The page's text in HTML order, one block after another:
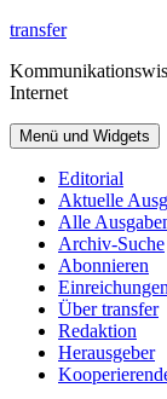
Zum
springen
transfer
Internet
Menü und Widgets
Editorial
Aktuelle
Alle
Archiv-Suche
Abonnieren
Einreichungen
Über transfer
Redaktion
Herausgeber